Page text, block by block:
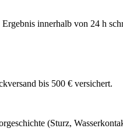
innerhalb von 24 h
bis 500 € versichert.
(Sturz,